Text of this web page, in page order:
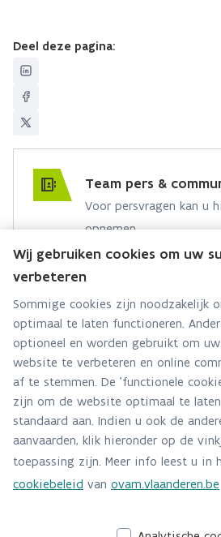
Deel deze pagina:
Team pers &
Voor persvragen kan u
opnemen.
Hebt u een persvraag? Stel ze
Via contact formulier
Alle contactgegevens
Adres
Stationsstraat 110
2800 Mechelen
Route en bereikbaarheid
Telefoon
015284140
Wij gebruiken cookies om uw
verbeteren
Sommige cookies zijn noodzakelijk
optimaal te laten functioneren.
optioneel en worden gebruikt om
website te verbeteren en online
af te stemmen. De 'functionele
zijn om de website optimaal te laten
standaard aan. Indien u ook de
aanvaarden, klik hieronder op de
toepassing zijn. Meer info leest u in
cookiebeleid van ovam.vlaanderen.be